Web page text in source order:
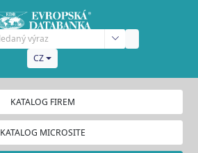
CZ
KATALOG FIREM
KATALOG MICROSITE